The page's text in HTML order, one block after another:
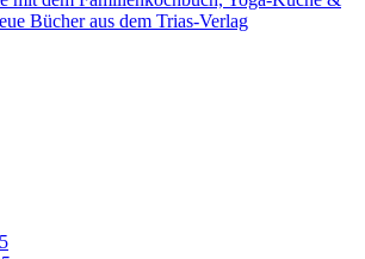
Bücher aus dem Trias-Verlag